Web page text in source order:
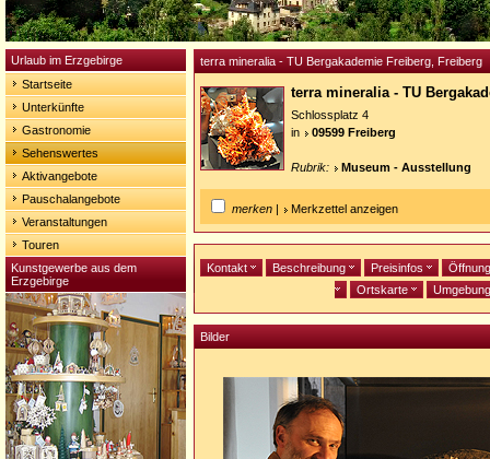
Urlaub im Erzgebirge
Startseite
Unterkünfte
Gastronomie
Sehenswertes
Aktivangebote
Pauschalangebote
Veranstaltungen
Touren
Kunstgewerbe aus dem
Erzgebirge
terra mineralia - TU Bergakademie Freiberg, Freiberg
terra mineralia - TU
Schlossplatz 4
in
09599 Freiberg
Rubrik: Museum - Ausstellung
merken | Merkzettel anzeigen
Kontakt Beschreibung Preisinfos
Ortskarte
Bilder